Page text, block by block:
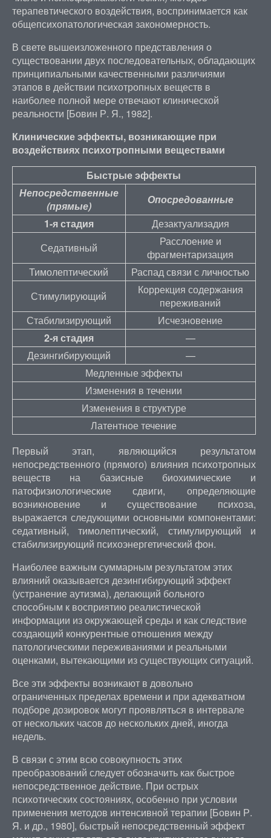
терапевтического воздействия, воспринимается как
общепсихопатологическая закономерность.
В свете вышеизложенного представления о
существовании двух последовательных, обладающих
принципиальными качественными различиями
этапов в действии психотропных веществ в
наиболее полной мере отвечают клинической
реальности [Бовин Р. Я., 1982].
Клинические эффекты, возникающие при
воздействиях психотропными веществами
Быстрые эффекты
Непосредственные
(прямые)
Опосредованные
1-я стадия
Дезактуализадия
Седативный
Расслоение и
фрагментаризация
Тимолептический
Распад связи с личностью
Стимулирующий
Коррекция содержания
переживаний
Стабилизирующий
Исчезновение
2-я стадия
—
Дезингибирующий
—
Медленные эффекты
Изменения в течении
Изменения в структуре
Латентное течение
Первый этап, являющийся результатом
непосредственного (прямого) влияния психотропных
веществ на базисные биохимические и
патофизиологические сдвиги, определяющие
возникновение и существование психоза,
выражается следующими основными компонентами:
седативный, тимолептический, стимулирующий и
стабилизирующий психоэнергетический фон.
Наиболее важным суммарным результатом этих
влияний оказывается дезингибирующий эффект
(устранение аутизма), делающий больного
способным к восприятию реалистической
информации из окружающей среды и как следствие
создающий конкурентные отношения между
патологическими переживаниями и реальными
оценками, вытекающими из существующих ситуаций.
Все эти эффекты возникают в довольно
ограниченных пределах времени и при адекватном
подборе дозировок могут проявляться в интервале
от нескольких часов до нескольких дней, иногда
недель.
В связи с этим всю совокупность этих
преобразований следует обозначить как быстрое
непосредственное действие. При острых
психотических состояниях, особенно при условии
применения методов интенсивной терапии [Бовин Р.
Я. и др., 1980], быстрый непосредственный эффект